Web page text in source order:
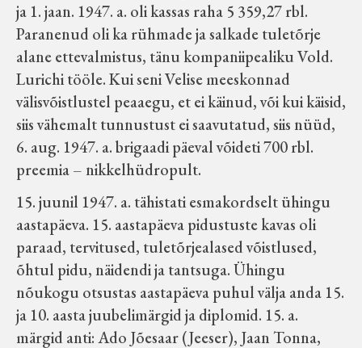
ja 1. jaan. 1947. a. oli kassas raha 5 359,27 rbl.
Paranenud oli ka rühmade ja salkade tuletõrje
alane ettevalmistus, tänu kompaniipealiku Vold.
Lurichi tööle. Kui seni Velise meeskonnad
välisvõistlustel peaaegu, et ei käinud, või kui käisid,
siis vähemalt tunnustust ei saavutatud, siis nüüd,
6. aug. 1947. a. brigaadi päeval võideti 700 rbl.
preemia – nikkelhüdropult.
15. juunil 1947. a. tähistati esmakordselt ühingu
aastapäeva. 15. aastapäeva pidustuste kavas oli
paraad, tervitused, tuletõrjealased võistlused,
õhtul pidu, näidendi ja tantsuga. Ühingu
nõukogu otsustas aastapäeva puhul välja anda 15.
ja 10. aasta juubelimärgid ja diplomid. 15. a.
märgid anti: Ado Jõesaar (Jeeser), Jaan Tonna,